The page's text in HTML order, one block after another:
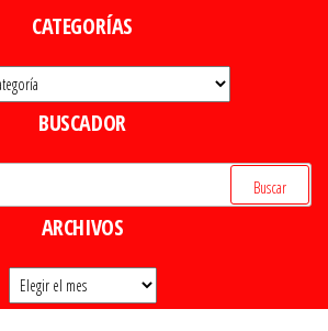
CATEGORÍAS
BUSCADOR
ARCHIVOS
Archivos